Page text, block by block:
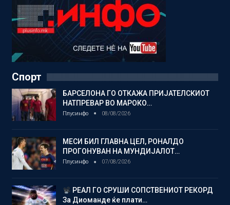
Спорт
БАРСЕЛОНА ГО ОТКАЖА ПРИЈАТЕЛСКИОТ
НАТПРЕВАР ВО МАРОКО…
Плусинфо 08/08/2026
МЕСИ БИЛ ГЛАВНА ЦЕЛ, РОНАЛДО
ПРОГОНУВАН НА МУНДИЈАЛОТ…
Плусинфо 07/08/2026
РЕАЛ ГО СРУШИ СОПСТВЕНИОТ РЕКОРД
За Диоманде ќе плати…